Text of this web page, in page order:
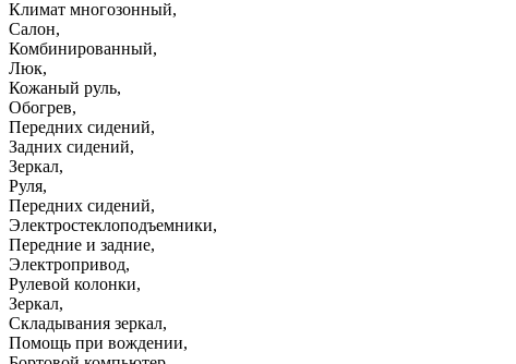
Климат многозонный,
Салон,
Комбинированный,
Люк,
Кожаный руль,
Обогрев,
Передних сидений,
Задних сидений,
Зеркал,
Руля,
Передних сидений,
Электростеклоподъемники,
Передние и задние,
Электропривод,
Рулевой колонки,
Зеркал,
Складывания зеркал,
Помощь при вождении,